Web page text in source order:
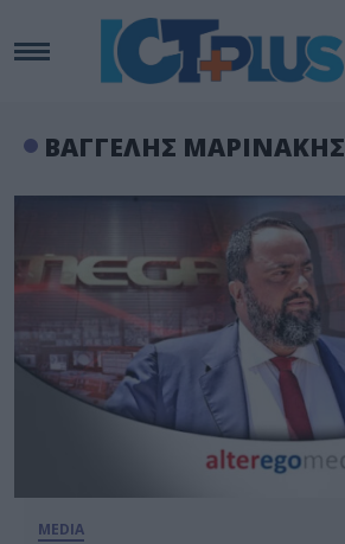
ΒΑΓΓΕΛΗΣ ΜΑΡΙΝΑΚΗΣ
MEDIA